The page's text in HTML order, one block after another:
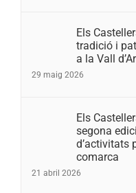
Els
tradició i
a la Vall
29 maig 2026
Els
segona
d’activitats
comarca
21 abril 2026